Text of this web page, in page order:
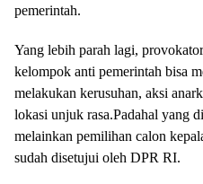
pemerintah.
Yang lebih parah lagi,
kelompok anti pemerintah bisa
melakukan kerusuhan, aksi
lokasi unjuk rasa.Padahal yang
melainkan pemilihan calon
sudah disetujui oleh DPR RI.